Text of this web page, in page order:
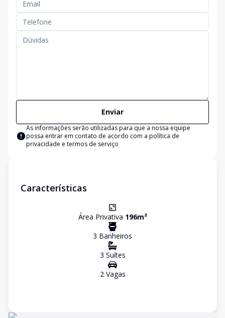
Enviar
As informações serão utilizadas para que a nossa equipe
possa entrar em contato de acordo com a política de
privacidade e termos de serviço
Características
Área Privativa 196m²
3 Banheiros
3 Suítes
2Vagas